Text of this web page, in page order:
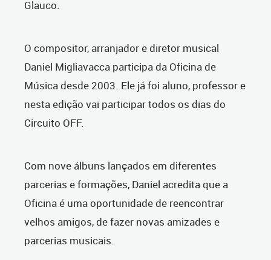
Glauco.
O compositor, arranjador e diretor musical
Daniel Migliavacca participa da Oficina de
Música desde 2003. Ele já foi aluno, professor e
nesta edição vai participar todos os dias do
Circuito OFF.
Com nove álbuns lançados em diferentes
parcerias e formações, Daniel acredita que a
Oficina é uma oportunidade de reencontrar
velhos amigos, de fazer novas amizades e
parcerias musicais.